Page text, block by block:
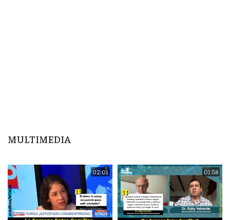
MULTIMEDIA
02:01 01:58